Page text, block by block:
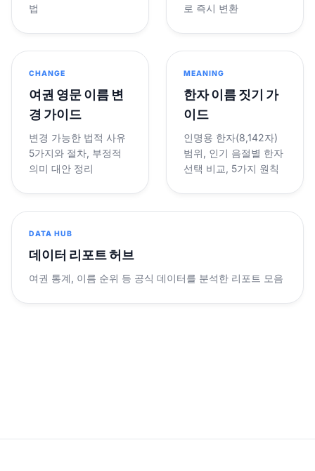
법
로 즉시 변환
CHANGE
여권 영문 이름 변
경 가이드
변경 가능한 법적 사유
5가지와 절차, 부정적
의미 대안 정리
MEANING
한자 이름 짓기 가
이드
인명용 한자(8,142자)
범위, 인기 음절별 한자
선택 비교, 5가지 원칙
DATA HUB
데이터 리포트 허브
여권 통계, 이름 순위 등 공식 데이터를 분석한 리포트 모음